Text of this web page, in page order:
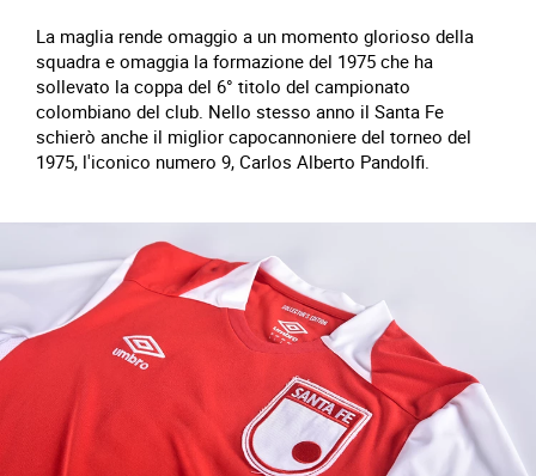
La maglia rende omaggio a un momento glorioso della
squadra e omaggia la formazione del 1975 che ha
sollevato la coppa del 6° titolo del campionato
colombiano del club. Nello stesso anno il Santa Fe
schierò anche il miglior capocannoniere del torneo del
1975, l'iconico numero 9, Carlos Alberto Pandolfi.